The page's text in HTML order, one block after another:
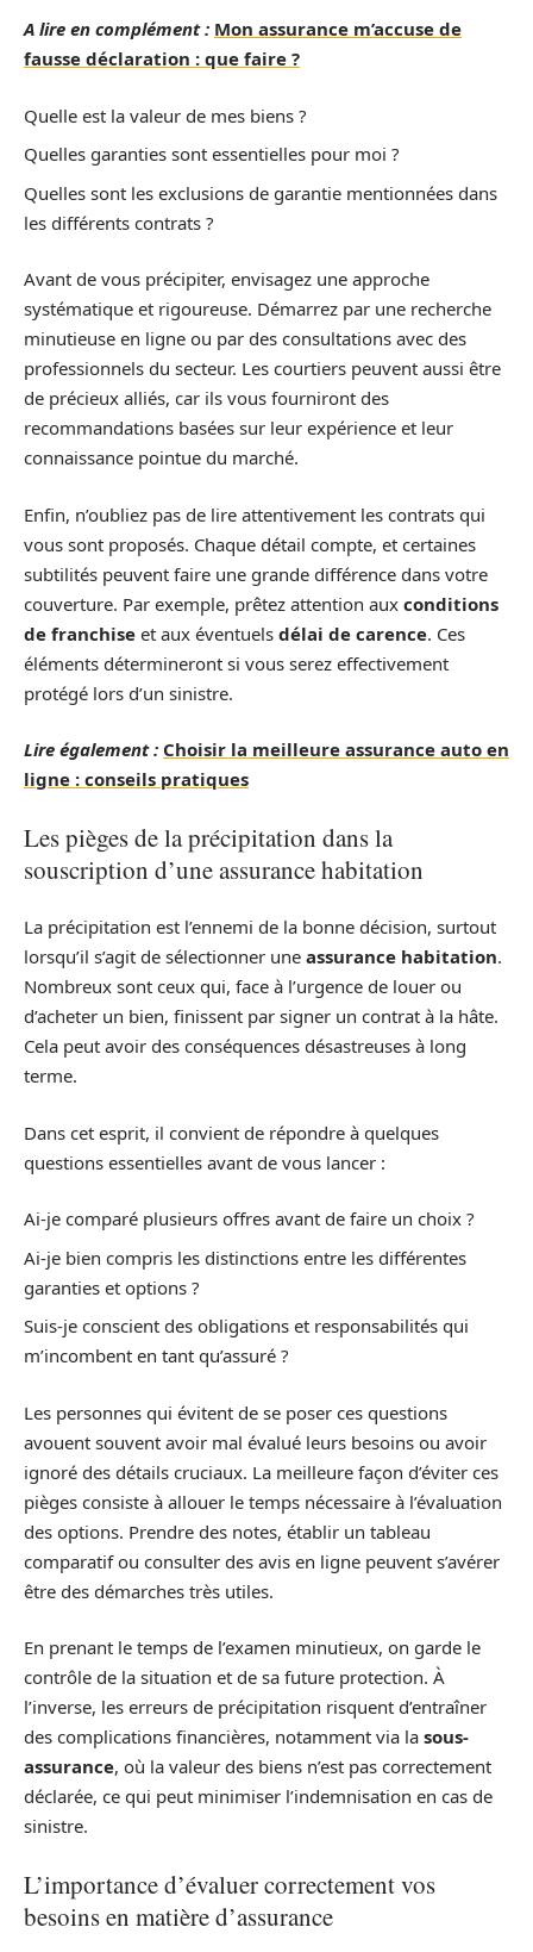
A lire en complément : Mon assurance m’accuse de
fausse déclaration : que faire ?
Quelle est la valeur de mes biens ?
Quelles garanties sont essentielles pour moi ?
Quelles sont les exclusions de garantie mentionnées dans
les différents contrats ?
Avant de vous précipiter, envisagez une approche
systématique et rigoureuse. Démarrez par une recherche
minutieuse en ligne ou par des consultations avec des
professionnels du secteur. Les courtiers peuvent aussi être
de précieux alliés, car ils vous fourniront des
recommandations basées sur leur expérience et leur
connaissance pointue du marché.
Enfin, n’oubliez pas de lire attentivement les contrats qui
vous sont proposés. Chaque détail compte, et certaines
subtilités peuvent faire une grande différence dans votre
couverture. Par exemple, prêtez attention aux conditions
de franchise et aux éventuels délai de carence. Ces
éléments détermineront si vous serez effectivement
protégé lors d’un sinistre.
Lire également : Choisir la meilleure assurance auto en
ligne : conseils pratiques
Les pièges de la précipitation dans la
souscription d’une assurance habitation
La précipitation est l’ennemi de la bonne décision, surtout
lorsqu’il s’agit de sélectionner une assurance habitation.
Nombreux sont ceux qui, face à l’urgence de louer ou
d’acheter un bien, finissent par signer un contrat à la hâte.
Cela peut avoir des conséquences désastreuses à long
terme.
Dans cet esprit, il convient de répondre à quelques
questions essentielles avant de vous lancer :
Ai-je comparé plusieurs offres avant de faire un choix ?
Ai-je bien compris les distinctions entre les différentes
garanties et options ?
Suis-je conscient des obligations et responsabilités qui
m’incombent en tant qu’assuré ?
Les personnes qui évitent de se poser ces questions
avouent souvent avoir mal évalué leurs besoins ou avoir
ignoré des détails cruciaux. La meilleure façon d’éviter ces
pièges consiste à allouer le temps nécessaire à l’évaluation
des options. Prendre des notes, établir un tableau
comparatif ou consulter des avis en ligne peuvent s’avérer
être des démarches très utiles.
En prenant le temps de l’examen minutieux, on garde le
contrôle de la situation et de sa future protection. À
l’inverse, les erreurs de précipitation risquent d’entraîner
des complications financières, notamment via la sous-
assurance, où la valeur des biens n’est pas correctement
déclarée, ce qui peut minimiser l’indemnisation en cas de
sinistre.
L’importance d’évaluer correctement vos
besoins en matière d’assurance